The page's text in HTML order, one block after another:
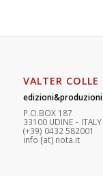
VALTER COLLE
edizioni&produzioni
P.O.BOX 187
33100 UDINE – ITALY
(+39) 0432 582001
info [at] nota.it